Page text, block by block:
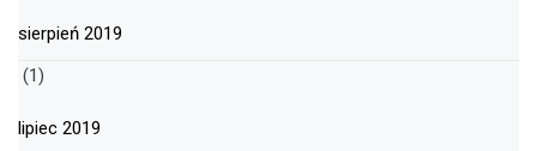
sierpień 2019
(1)
lipiec 2019